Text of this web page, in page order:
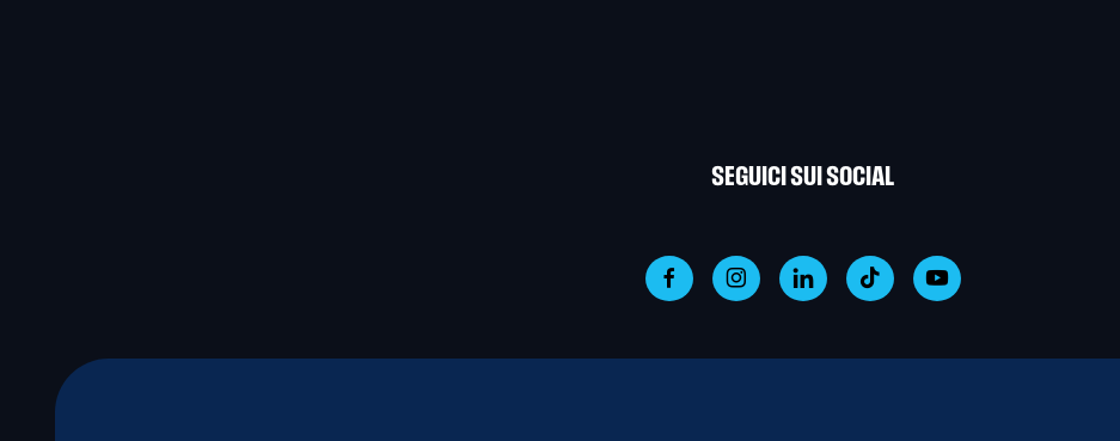
SEGUICI SUI SOCIAL